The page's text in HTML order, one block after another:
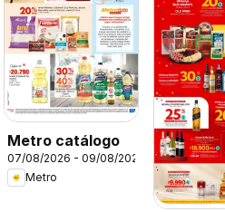
Metro catálogo
07/08/2026 - 09/08/2026
Metro